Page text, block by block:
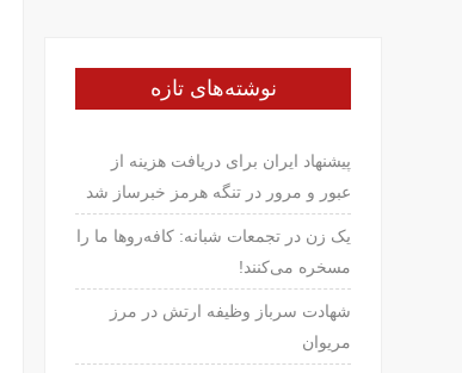
نوشته‌های تازه
پیشنهاد ایران برای دریافت هزینه از
عبور و مرور در تنگه هرمز خبرساز شد
یک زن در تجمعات شبانه: کافه‌روها ما را
مسخره می‌کنند!
شهادت سرباز وظیفه ارتش در مرز
مریوان